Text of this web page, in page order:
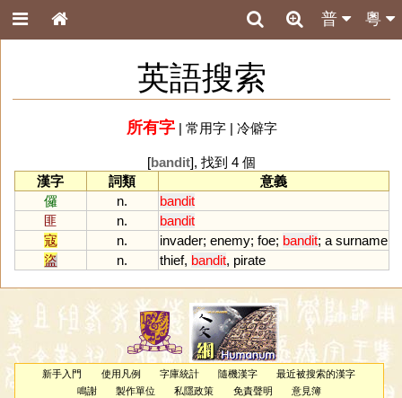
粵
普
英語搜索
所有字| 常用字| 冷僻字
[bandit], 找到 4 個
漢字
詞類
意義
儸
n.
bandit
匪
n.
bandit
寇
n. invader; enemy; foe; bandit; a surname
盜
n. thief, bandit, pirate
新手入門 使用凡例 字庫統計 隨機漢字
最近被搜索的漢字
鳴謝
製作單位 私隱政策 免責聲明 意見簿